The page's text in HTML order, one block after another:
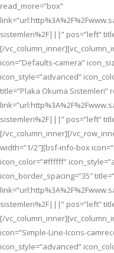
read_more=”box”
sistemleri%2F|||” pos=”left”
[/
icon=”Defaults-camera”
icon_style=”advanced”
title=”Plaka Okuma Sistemleri”
sistemleri%2F|||” pos=”left”
[/vc_column_inner][/
width=”1/2″][bsf-info-box
icon_color=”#ffffff”
icon_border_spacing=”35″
sistemleri%2F|||” pos=”left”
[/
icon=”Simple-Line-Icons-
icon_style=”advanced”